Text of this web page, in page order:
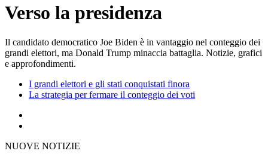
Verso la presidenza
Il candidato democratico Joe Biden è in vantaggio nel conteggio dei
grandi elettori, ma Donald Trump minaccia battaglia. Notizie, grafici
e approfondimenti.
I grandi elettori e gli stati conquistati finora
La strategia per fermare il conteggio dei voti
NUOVE NOTIZIE